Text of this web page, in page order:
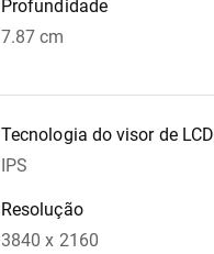
Profundidade
7.87 cm
Tecnologia do visor de LCD
IPS
Resolução
3840 x 2160